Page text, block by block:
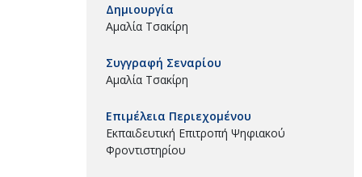
Δημιουργία
Αμαλία Τσακίρη
Συγγραφή Σεναρίου
Αμαλία Τσακίρη
Επιμέλεια Περιεχομένου
Εκπαιδευτική Επιτροπή Ψηφιακού
Φροντιστηρίου